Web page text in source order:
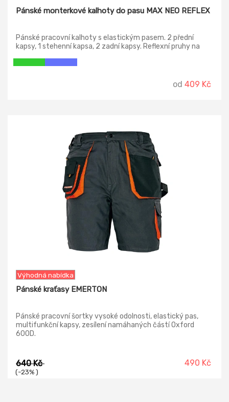
Pánské monterkové kalhoty do pasu MAX NEO REFLEX
Pánské pracovní kalhoty s elastickým pasem. 2 přední
kapsy, 1 stehenní kapsa, 2 zadní kapsy. Reflexní pruhy na
od 409 Kč
Výhodná nabídka
Pánské kraťasy EMERTON
Pánské pracovní šortky vysoké odolnosti, elastický pas,
multifunkční kapsy, zesílení namáhaných částí Oxford
600D.
640 Kč
(-23% )
490 Kč